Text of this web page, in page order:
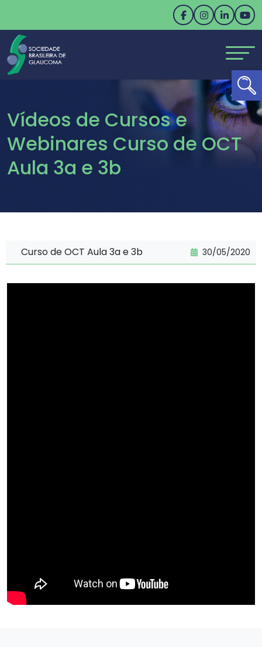
Vídeos de Cursos e
Webinares Curso de OCT
Aula 3a e 3b
Curso de OCT Aula 3a e 3b 30/05/2020